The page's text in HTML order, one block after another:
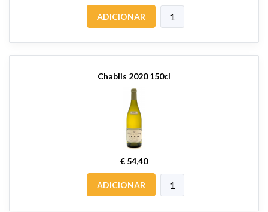
ADICIONAR
Chablis 2020 150cl
€ 54,40
ADICIONAR